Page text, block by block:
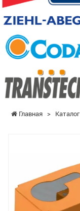
Главная > Каталог